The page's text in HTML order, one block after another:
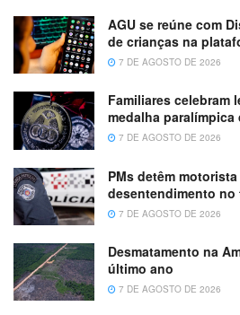
AGU se reúne com
de crianças na
7 DE AGOSTO DE 2026
Familiares celebram
medalha paralímpica
7 DE AGOSTO DE 2026
PMs detêm
desentendimento no
7 DE AGOSTO DE 2026
Desmatamento na
último ano
7 DE AGOSTO DE 2026